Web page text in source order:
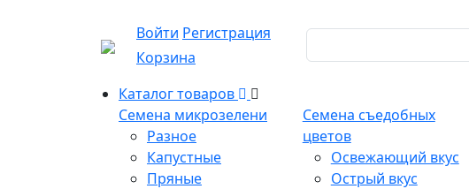
Войти Регистрация
Корзина
Каталог товаров
Семена микрозелени
Разное
Капустные
Пряные
Семена съедобных
цветов
Освежающий вкус
Острый вкус